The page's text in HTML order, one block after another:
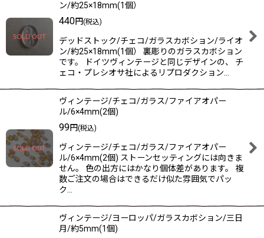
ン/約25×18mm(1個）
440円(税込)
デッドストック/チェコ/ガラスカボション/ライオ
ン/約25×18mm(1個） 裏彫りのガラスカボション
です。 ドイツヴィンテージと同じデザインの、 チ
ェコ・プレシオサ社によるリプロダクション…
ヴィンテージ/チェコ/ガラス/ファイアオパー
ル/6×4mm(2個)
99円(税込)
ヴィンテージ/チェコ/ガラス/ファイアオパー
ル/6×4mm(2個) ストーンセッティングには向きま
せん。 色の出方にはかなり個体差があります。 複
数ご注文の場合はできるだけ似た雰囲気でパッ
ク…
ヴィンテージ/ヨーロッパ/ガラスカボション/三日
月/約5mm(1個)